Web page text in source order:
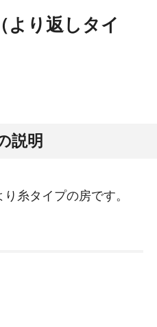
より返しタイ
説明
糸タイプの房です。